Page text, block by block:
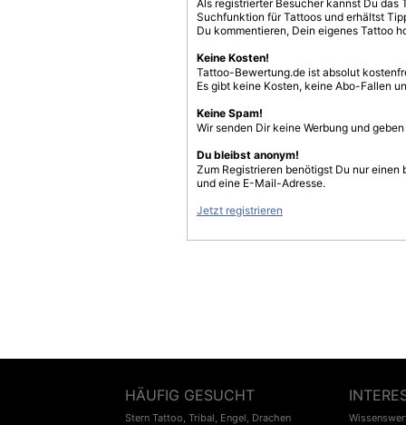
Als registrierter Besucher kannst Du
Suchfunktion für Tattoos und erhältst
Du kommentieren, Dein eigenes Tattoo
Keine Kosten!
Tattoo-Bewertung.de ist absolut
Es gibt keine Kosten, keine Abo-Fallen
Keine Spam!
Wir senden Dir keine Werbung und
Du bleibst anonym!
Zum Registrieren benötigst Du nur einen
und eine E-Mail-Adresse.
Jetzt registrieren
HÄUFIG GESUCHT
Stern Tattoo, Tribal, Engel, Drachen